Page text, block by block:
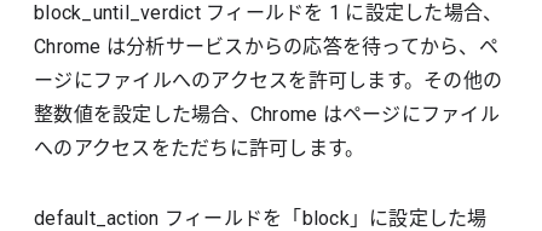
block_until_verdict フィールドを 1 に設定した場合、
Chrome は分析サービスからの応答を待ってから、ペ
ージにファイルへのアクセスを許可します。その他の
整数値を設定した場合、Chrome はページにファイル
へのアクセスをただちに許可します。
default_action フィールドを「block」に設定した場